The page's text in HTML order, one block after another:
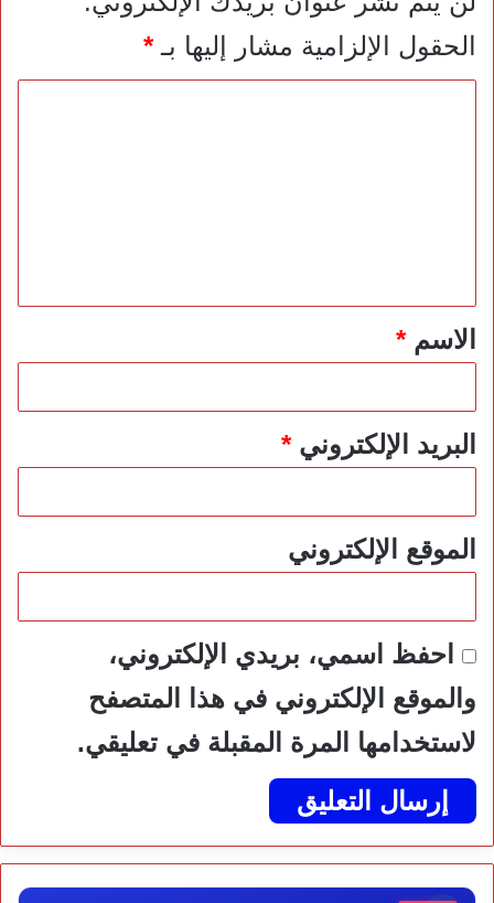
الحقول الإلزامية مشار إليها بـ*
*الاسم*
البريد الإلكتروني*
الموقع الإلكتروني
احفظ اسمي، بريدي الإلكتروني،
والموقع الإلكتروني في هذا المتصفح
لاستخدامها المرة المقبلة في تعليقي.